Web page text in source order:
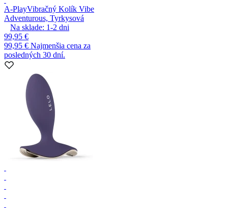
A-PlayVibračný Kolík Vibe
Adventurous, Tyrkysová
Na sklade: 1-2 dni
99,95 €
99,95 € Najmenšia cena za
posledných 30 dní.